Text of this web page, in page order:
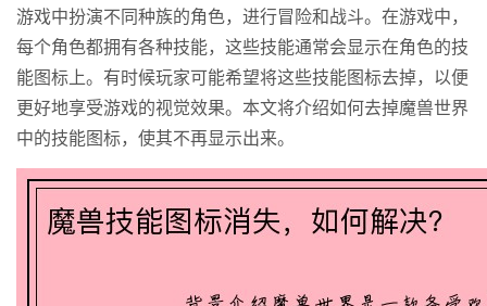
游戏中扮演不同种族的角色，进行冒险和战斗。在游戏中，
每个角色都拥有各种技能，这些技能通常会显示在角色的技
能图标上。有时候玩家可能希望将这些技能图标去掉，以便
更好地享受游戏的视觉效果。本文将介绍如何去掉魔兽世界
中的技能图标，使其不再显示出来。